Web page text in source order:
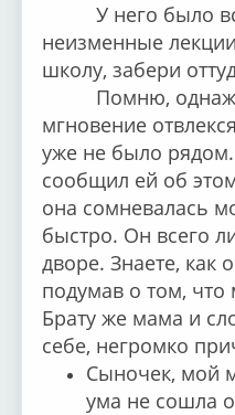
У него было
неизменные
школу, забери
Помню,
мгновение
уже не было
сообщил ей об
она сомневалась
быстро. Он всего
дворе. Знаете, как
подумав о том,
Брату же мама и
себе, негромко
Сыночек, мой
ума не сошла